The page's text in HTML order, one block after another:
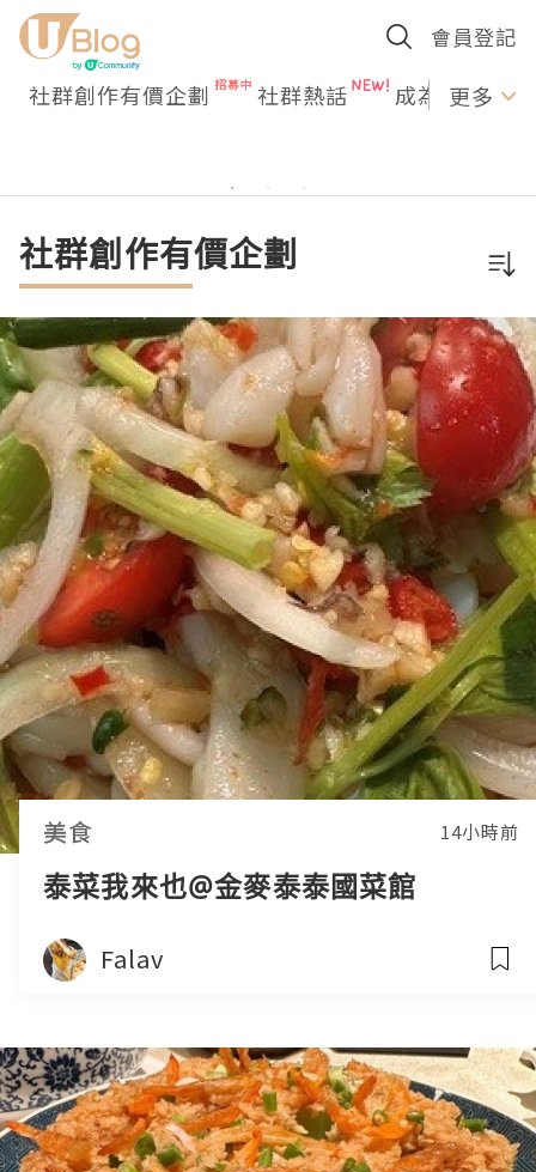
會員登記
社群創作有價企劃 社群熱話 成為U更多
社群創作有價企劃
美食 14小時前
泰菜我來也@金麥泰泰國菜館
Falav